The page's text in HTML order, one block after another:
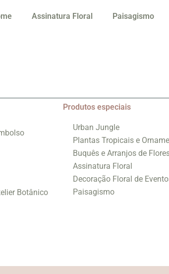
Assinatura Floral Paisagismo
Botânico
Produtos especiais
Urban Jungle
Plantas Tropicais e
Buquês e Arranjos de
Assinatura Floral
Decoração Floral de
Paisagismo